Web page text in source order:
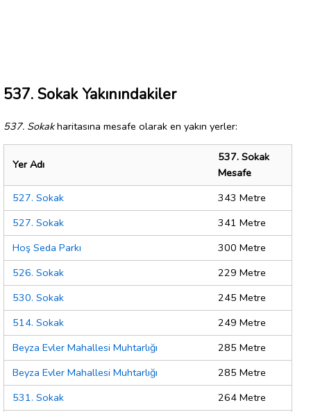
537. Sokak Yakınındakiler
537. Sokakharitasına mesafe olarak en yakın yerler:
Yer Adı
537. Sokak
Mesafe
527. Sokak
343 Metre
527. Sokak
341 Metre
Hoş Seda Parkı
300 Metre
526. Sokak
229 Metre
530. Sokak
245 Metre
514. Sokak
249 Metre
Beyza Evler Mahallesi Muhtarlığı
285 Metre
Beyza Evler Mahallesi Muhtarlığı
285 Metre
531. Sokak
264 Metre